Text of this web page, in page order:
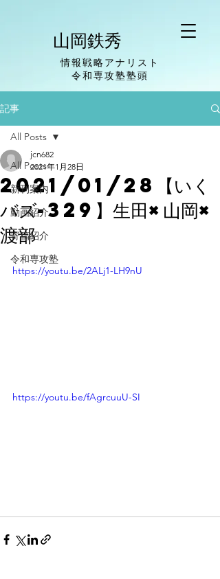
山岡鉄秀
情報戦略アナリスト
​令和専攻塾塾頭
記事
All Posts
新刊案内
動画紹介
寄稿紹介
令和専攻塾
All Posts
2021/01/28【いく
バズ-329】生田×山岡×
渡部
jcn682
2021年1月28日
https://youtu.be/2ALj1-LH9nU
https://youtu.be/fAgrcuuU-SI